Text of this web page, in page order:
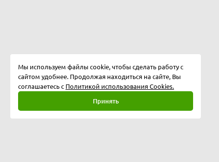
Мы используем файлы cookie, чтобы сделать работу с
сайтом удобнее. Продолжая находиться на сайте, Вы
соглашаетесь с Политикой использования Cookies.
Принять